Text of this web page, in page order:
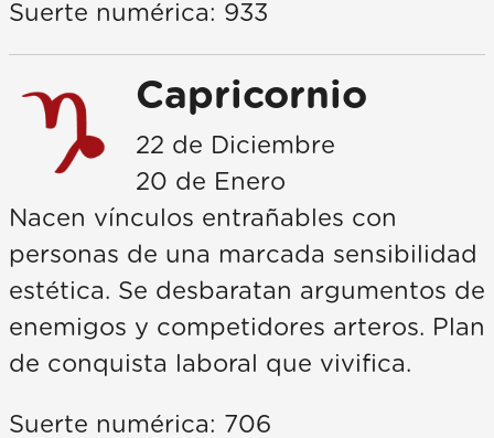
Suerte numérica: 933
Capricornio
22 de Diciembre
20 de Enero
Nacen vínculos entrañables con
personas de una marcada sensibilidad
estética. Se desbaratan argumentos de
enemigos y competidores arteros. Plan
de conquista laboral que vivifica.
Suerte numérica: 706